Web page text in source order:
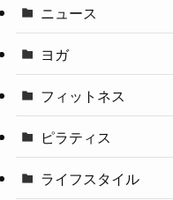
ニュース
ヨガ
フィットネス
ピラティス
ライフスタイル